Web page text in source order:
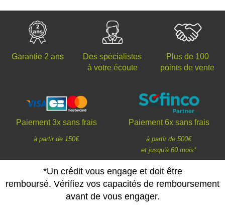
Garantie 2 ans
Des spécialistes
à votre écoute
Plus de 100
points de vente
Paiement 3x sans frais
à partir de 150€
Paiement 6x sans frais
à partir de 500€
et jusqu'à 60 mois*
*Un crédit vous engage et doit être
remboursé. Vérifiez vos capacités de remboursement
avant de vous engager.